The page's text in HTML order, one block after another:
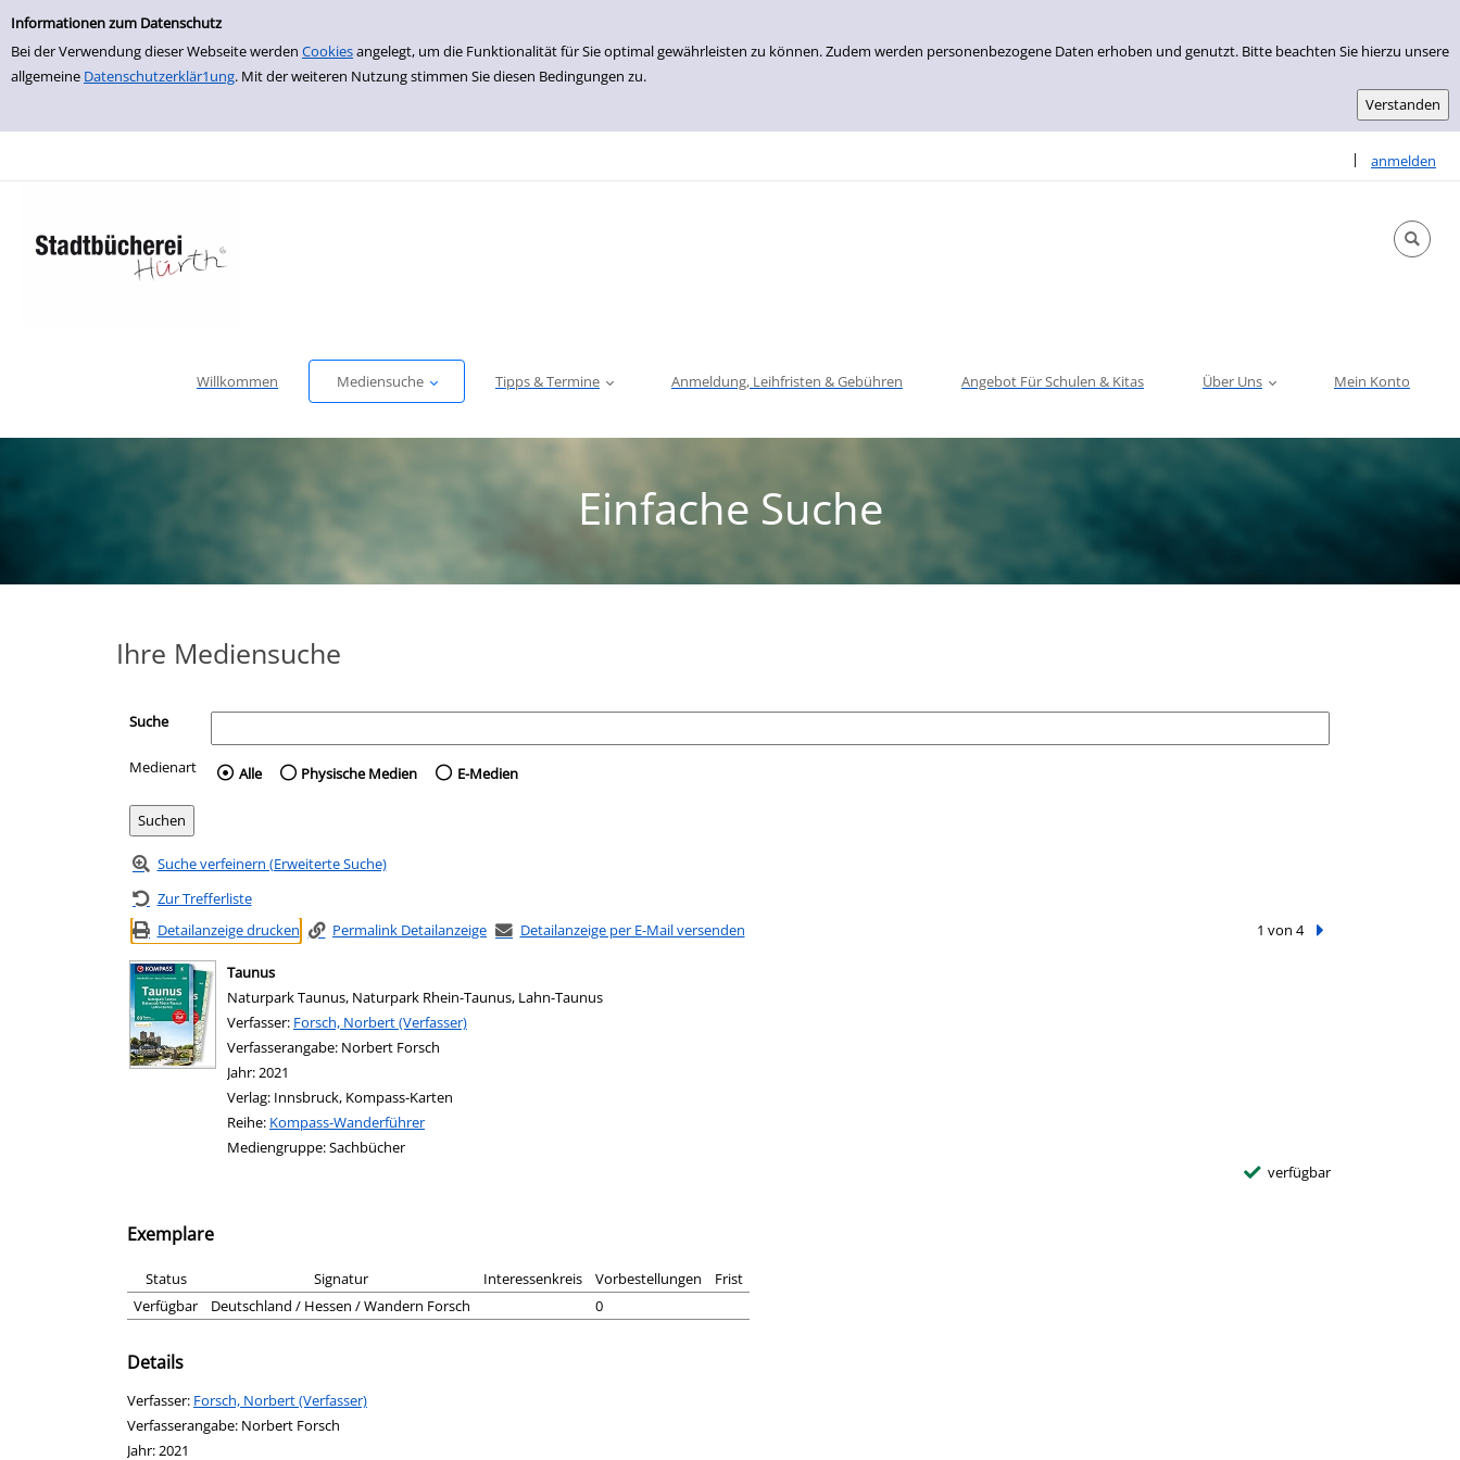
Einfache Suche
Informationen zum Datenschutz
Bei der Verwendung dieser Webseite werden Cookiesangelegt, um die Funktionalität für Sie optimal gewährleisten zu können. Zudem werden personenbezogene Daten erhoben und genutzt. Bitte beachten Sie hierzu unsere
allgemeine Datenschutzerklär1ung. Mit der weiteren Nutzung stimmen Sie diesen Bedingungen zu.
zur Navigation springen
zum Inhalt springen
Zur Detailanzeige springen
| anmelden
Sprache
Willkommen Mediensuche Tipps & Termine Anmeldung, Leihfristen & Gebühren Angebot Für Schulen & Kitas Über Uns Mein Konto
Einfache Suche
Ihre Mediensuche
Suche
Medienart Wählen Sie die Medienart nach der Sie suchen wollen.
Alle Physische Medien E-Medien
Suche verfeinern (Erweiterte Suche)
Zur Trefferliste
Detailanzeige drucken
Permalink Detailanzeige Detailanzeige per E-Mail versenden 1 von 4 Nächster Treffer
Taunus
Naturpark Taunus, Naturpark Rhein-Taunus, Lahn-Taunus
Verfasser: Suche nach diesem Verfasser
Forsch, Norbert (Verfasser)
Verfasserangabe: Norbert Forsch
Jahr:2021
Verlag: Innsbruck, Kompass-Karten
Reihe: Kompass-Wanderführer
Mediengruppe:Sachbücher
verfügbar
Exemplare
Status Signatur Interessenkreis Vorbestellungen
Frist
Verfügbar
Deutschland / Hessen / Wandern Forsch 0
Details
Verfasser: Suche nach diesem Verfasser
Forsch, Norbert (Verfasser)
Verfasserangabe: Norbert Forsch
Jahr:2021